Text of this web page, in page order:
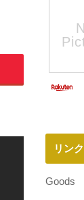
リンク
Goods